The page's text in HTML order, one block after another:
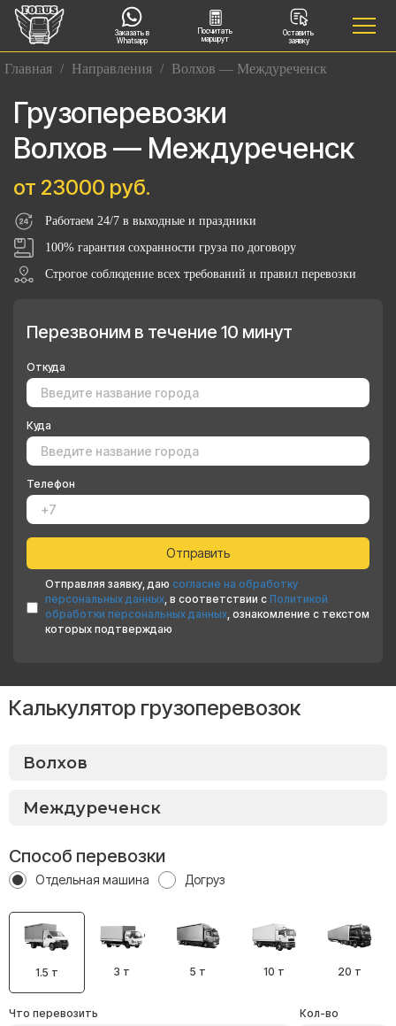
Заказать в
Whatsapp
Посчитать
маршрут
Оставить
заявку
Главная / Направления / Волхов — Междуреченск
Грузоперевозки
Волхов — Междуреченск
от 23000 руб.
Работаем 24/7 в выходные и праздники
100% гарантия сохранности груза по договору
Строгое соблюдение всех требований и правил перевозки
Перезвоним в течение 10 минут
Откуда
Куда
Телефон
Отправляя заявку, даю согласие на обработку
персональных данных, в соответствии с Политикой
обработки персональных данных, ознакомление с текстом
которых подтверждаю
Калькулятор грузоперевозок
Способ перевозки
Отдельная машина Догруз
1.5 т 3 т 5 т 10 т 20 т
Что перевозить Кол-во